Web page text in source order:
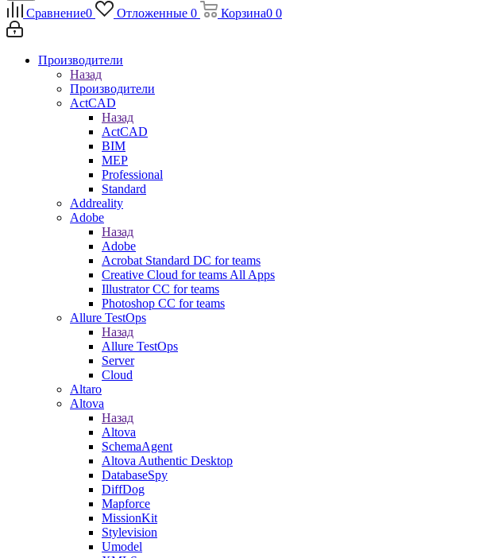
Сравнение0 Отложенные 0 Корзина0 0
Производители
Назад
Производители
ActCAD
Назад
ActCAD
BIM
MEP
Professional
Standard
Addreality
Adobe
Назад
Adobe
Acrobat Standard DC for teams
Creative Cloud for teams All Apps
Illustrator CC for teams
Photoshop CC for teams
Allure TestOps
Назад
Allure TestOps
Server
Cloud
Altaro
Altova
Назад
Altova
SchemaAgent
Altova Authentic Desktop
DatabaseSpy
DiffDog
Mapforce
MissionKit
Stylevision
Umodel